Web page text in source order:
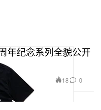
年纪念系列全貌公开
18 0